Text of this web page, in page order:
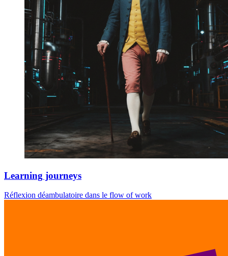
Learning journeys
Réflexion déambulatoire dans le flow of work